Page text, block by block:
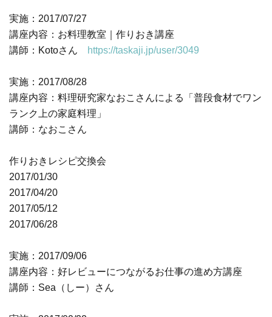
実施：2017/07/27
講座内容：お料理教室｜作りおき講座
講師：Kotoさん
https://taskaji.jp/user/3049
実施：2017/08/28
講座内容：料理研究家なおこさんによる「普段食材でワン
ランク上の家庭料理」
講師：なおこさん
作りおきレシピ交換会
2017/01/30
2017/04/20
2017/05/12
2017/06/28
実施：2017/09/06
講座内容：好レビューにつながるお仕事の進め方講座
講師：Sea（しー）さん